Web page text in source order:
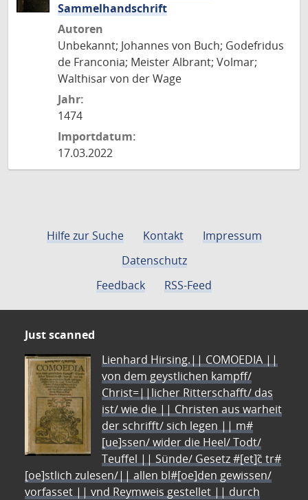
Sammelhandschrift
Autoren
Unbekannt; Johannes von Buch; Godefridus
de Franconia; Meister Albrant; Volmar;
Walthisar von der Wage
Jahr:
1474
Importdatum:
17.03.2022
Hilfe zur Suche Kontakt
Impressum
Datenschutz
Feedback
RSS-Feed
Just scanned
Lienhard Hirsing.|| COMOEDIA ||
von dem geystlichen kampff/
Christ=||licher Ritterschafft/ das
ist/ wie die || Christen aus warheit
der schrifft/ sich legen || m#
[ue]ssen/ wider die Heel/ Todt/
Teuffel || Sünde/ Gesetz #[et]c̃ tr#
[oe]stlich zulesen/|| allen bl#[oe]den gewissen/
vorfasset || vnd Reymweis gestellet || durch